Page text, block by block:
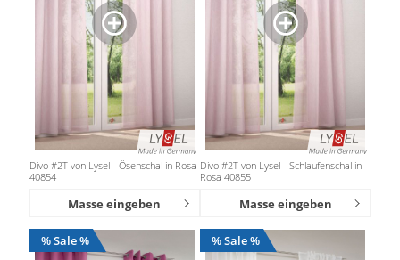
Divo #2T von Lysel - Ösenschal in Rosa
40854
Masse eingeben
Divo #2T von Lysel - Schlaufenschal in
Rosa 40855
Masse eingeben
% Sale % % Sale %